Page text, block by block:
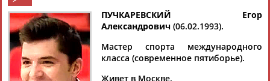
Найдено: 13181персон Расширенный поиск
Современное пятиборье
ПУЧКАРЕВСКИЙ Егор
Александрович (06.02.1993).
Мастер спорта международного
класса (современное пятиборье).
Живет в Москве.